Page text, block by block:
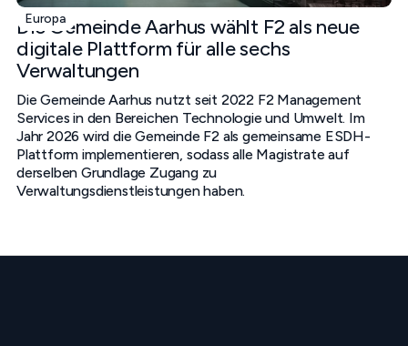
Europa
Die Gemeinde Aarhus wählt F2 als neue
digitale Plattform für alle sechs
Verwaltungen
Die Gemeinde Aarhus nutzt seit 2022 F2 Management
Services in den Bereichen Technologie und Umwelt. Im
Jahr 2026 wird die Gemeinde F2 als gemeinsame ESDH-
Plattform implementieren, sodass alle Magistrate auf
derselben Grundlage Zugang zu
Verwaltungsdienstleistungen haben.